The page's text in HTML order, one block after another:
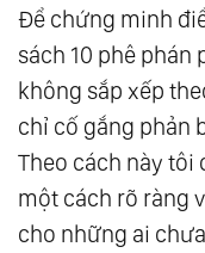
Để chứng minh
sách 10 phê phán
không sắp xếp
chỉ cố gắng phản
Theo cách này
một cách rõ ràng
cho những ai